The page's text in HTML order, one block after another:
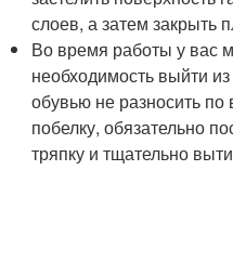
слоев, а затем закрыть
Во время работы у вас
необходимость выйти
обувью не разносить
побелку, обязательно
тряпку и тщательно